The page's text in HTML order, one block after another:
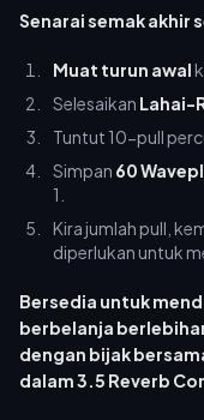
Senarai semak akhir
Muat turun awal
Selesaikan Lahai-
Tuntut 10-pull
Simpan 60
1.
Kira jumlah pull,
diperlukan untuk
Bersedia untuk
berbelanja
dengan bijak
dalam 3.5 Reverb